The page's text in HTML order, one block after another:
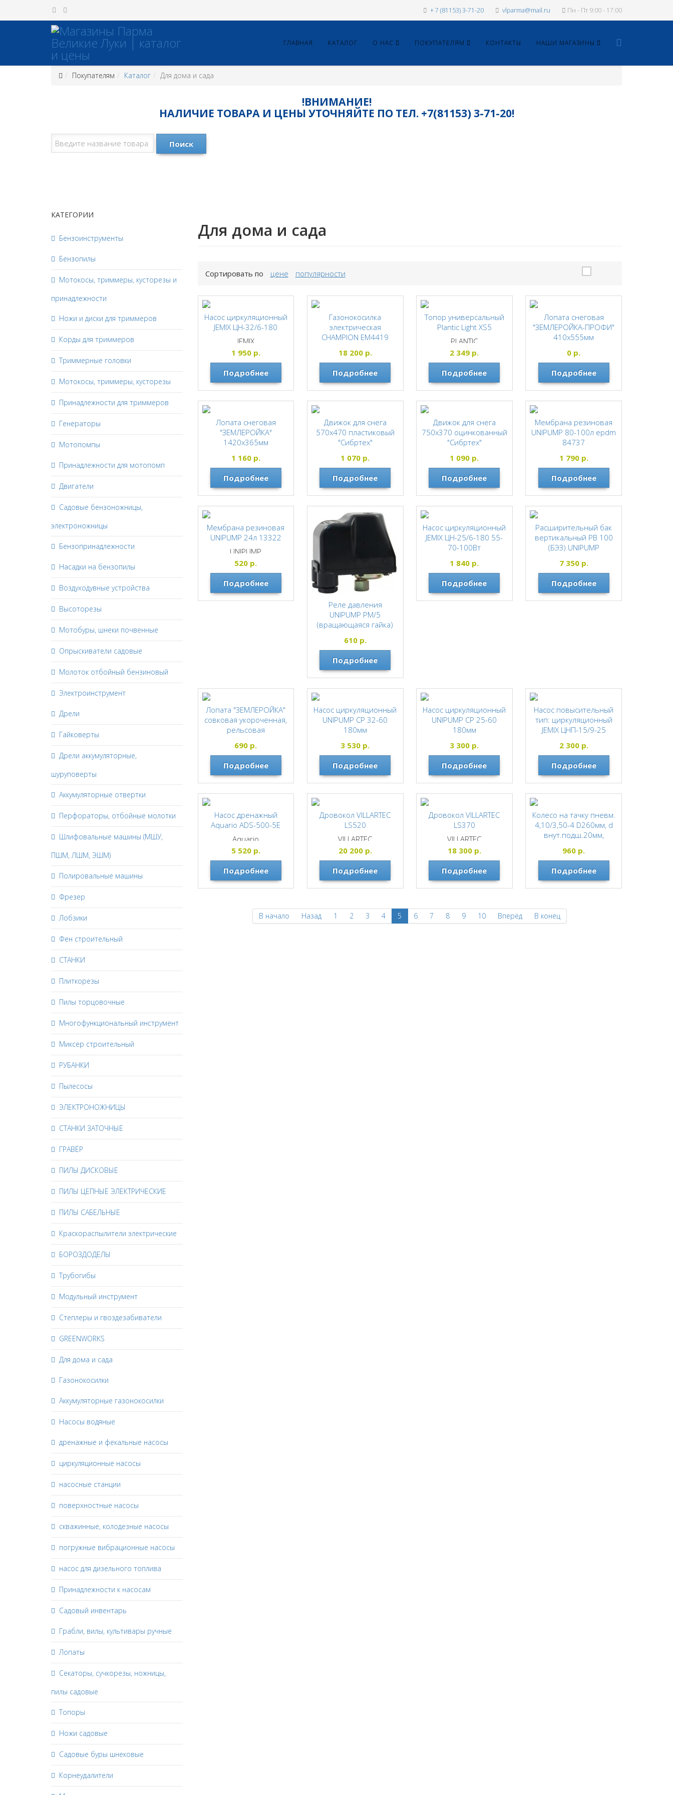
+ 7 (81153) 3-71-20 vlparma@mail.ru Пн - Пт 9:00 - 17:00
ГЛАВНАЯ КАТАЛОГ О НАС ПОКУПАТЕЛЯМ КОНТАКТЫ НАШИ МАГАЗИНЫ
Покупателям Каталог Для дома и сада
!ВНИМАНИЕ!
НАЛИЧИЕ ТОВАРА И ЦЕНЫ УТОЧНЯЙТЕ ПО ТЕЛ. +7(81153) 3-71-20!
Поиск
КАТЕГОРИИ
Бензоинструменты
Бензопилы
Мотокосы, триммеры, кусторезы и
принадлежности
Ножи и диски для триммеров
Корды для триммеров
Триммерные головки
Мотокосы, триммеры, кусторезы
Принадлежности для триммеров
Генераторы
Мотопомпы
Принадлежности для мотопомп
Двигатели
Садовые бензоножницы,
электроножницы
Бензопринадлежности
Насадки на бензопилы
Воздуходувные устройства
Высоторезы
Мотобуры, шнеки почвенные
Опрыскиватели садовые
Молоток отбойный бензиновый
Электроинструмент
Дрели
Гайковерты
Дрели аккумуляторные,
шуруповерты
Аккумуляторные отвертки
Перфораторы, отбойные молотки
Шлифовальные машины (МШУ,
ПШМ, ЛШМ, ЭШМ)
Полировальные машины
Фрезер
Лобзики
Фен строительный
СТАНКИ
Плиткорезы
Пилы торцовочные
Многофункциональный инструмент
Миксер строительный
РУБАНКИ
Пылесосы
ЭЛЕКТРОНОЖНИЦЫ
СТАНКИ ЗАТОЧНЫЕ
ГРАВЁР
ПИЛЫ ДИСКОВЫЕ
ПИЛЫ ЦЕПНЫЕ ЭЛЕКТРИЧЕСКИЕ
ПИЛЫ САБЕЛЬНЫЕ
Краскораспылители электрические
БОРОЗДОДЕЛЫ
Трубогибы
Модульный инструмент
Степлеры и гвоздезабиватели
GREENWORKS
Для дома и сада
Газонокосилки
Аккумуляторные газонокосилки
Насосы водяные
дренажные и фекальные насосы
циркуляционные насосы
насосные станции
поверхностные насосы
скважинные, колодезные насосы
погружные вибрационные насосы
насос для дизельного топлива
Принадлежности к насосам
Садовый инвентарь
Грабли, вилы, культивары ручные
Лопаты
Секаторы, сучкорезы, ножницы,
пилы садовые
Топоры
Ножи садовые
Садовые буры шнековые
Корнеудалители
Для дома и сада
Сортировать по цене популярности
Насос циркуляционный
JEMIX ЦН-32/6-180
JEMIX
1 950р.
Подробнее
Газонокосилка
электрическая
CHAMPION EM4419
CHAMPION
18 200р.
Подробнее
Топор универсальный
Plantic Light ХS5
PLANTIC
2 349 р.
Подробнее
Лопата снеговая
"ЗЕМЛЕРОЙКА-ПРОФИ"
410х555мм
ЗЕМЛЕРОЙКА
0 р.
Подробнее
Лопата снеговая
"ЗЕМЛЕРОЙКА"
1420х365мм
ЗЕМЛЕРОЙКА
1 160р.
Подробнее
Движок для снега
570х470 пластиковый
"Сибртех"
СИБРТЕХ
1 070 р.
Подробнее
Движок для снега
750х370 оцинкованный
"Сибртех"
СИБРТЕХ
1 090 р.
Подробнее
Мембрана резиновая
UNIPUMP 80-100л epdm
84737
UNIPUMP
1 790р.
Подробнее
Мембрана резиновая
UNIPUMP 24л 13322
UNIPUMP
520 р.
Подробнее
Реле давления
UNIPUMP РМ/5
(вращающаяся гайка)
UNIPUMP
610р.
Подробнее
Насос циркуляционный
JEMIX ЦН-25/6-180 55-
70-100Вт
JEMIX
1 840 р.
Подробнее
Расширительный бак
вертикальный РВ 100
(БЭЗ) UNIPUMP
UNIPUMP
7 350р.
Подробнее
Лопата "ЗЕМЛЕРОЙКА"
совковая укороченная,
рельсовая
черенок с ручкой
,длина 720мм
ЗЕМЛЕРОЙКА
690 р.
Подробнее
Насос циркуляционный
UNIPUMP СP 32-60
180мм
UNIPUMP
3 530 р.
Подробнее
Насос циркуляционный
UNIPUMP СP 25-60
180мм
UNIPUMP
3 300 р.
Подробнее
Насос повысительный
тип: циркуляционный
JEMIX ЦНП-15/9-25
JEMIX
2 300р.
Подробнее
Насос дренажный
Aquario ADS-500-5E
Aquario
5 520р.
Подробнее
Дровокол VILLARTEC
LS520
VILLARTEC
20 200р.
Подробнее
Дровокол VILLARTEC
LS370
VILLARTEC
18 300р.
Подробнее
Колесо на тачку пневм.
4,10/3,50-4 D260мм, d
внут.подш.20мм,
PALISAD
960 р.
Подробнее
В начало Назад 1 2 3 4 5 6 7 8 9 10 Вперёд В конец